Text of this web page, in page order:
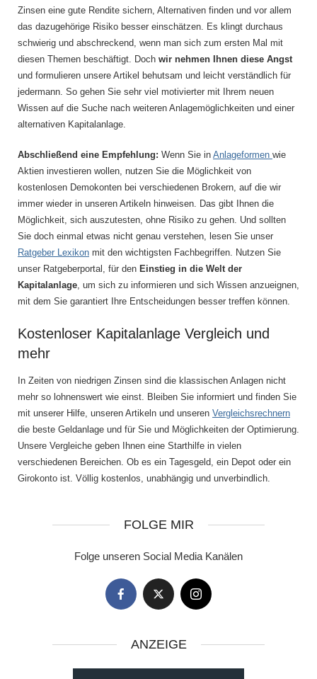
Zinsen eine gute Rendite sichern, Alternativen finden und vor allem
das dazugehörige Risiko besser einschätzen. Es klingt durchaus
schwierig und abschreckend, wenn man sich zum ersten Mal mit
diesen Themen beschäftigt. Doch wir nehmen Ihnen diese Angst
und formulieren unsere Artikel behutsam und leicht verständlich für
jedermann. So gehen Sie sehr viel motivierter mit Ihrem neuen
Wissen auf die Suche nach weiteren Anlagemöglichkeiten und einer
alternativen Kapitalanlage.
Abschließend eine Empfehlung: Wenn Sie in Anlageformen wie
Aktien investieren wollen, nutzen Sie die Möglichkeit von
kostenlosen Demokonten bei verschiedenen Brokern, auf die wir
immer wieder in unseren Artikeln hinweisen. Das gibt Ihnen die
Möglichkeit, sich auszutesten, ohne Risiko zu gehen. Und sollten
Sie doch einmal etwas nicht genau verstehen, lesen Sie unser
Ratgeber Lexikon mit den wichtigsten Fachbegriffen. Nutzen Sie
unser Ratgeberportal, für den Einstieg in die Welt der
Kapitalanlage , um sich zu informieren und sich Wissen anzueignen,
mit dem Sie garantiert Ihre Entscheidungen besser treffen können.
Kostenloser Kapitalanlage Vergleich und
mehr
In Zeiten von niedrigen Zinsen sind die klassischen Anlagen nicht
mehr so lohnenswert wie einst. Bleiben Sie informiert und finden Sie
mit unserer Hilfe, unseren Artikeln und unseren Vergleichsrechnern
die beste Geldanlage und für Sie und Möglichkeiten der Optimierung.
Unsere Vergleiche geben Ihnen eine Starthilfe in vielen
verschiedenen Bereichen. Ob es ein Tagesgeld, ein Depot oder ein
Girokonto ist. Völlig kostenlos, unabhängig und unverbindlich.
FOLGE MIR
Folge unseren Social Media Kanälen
ANZEIGE